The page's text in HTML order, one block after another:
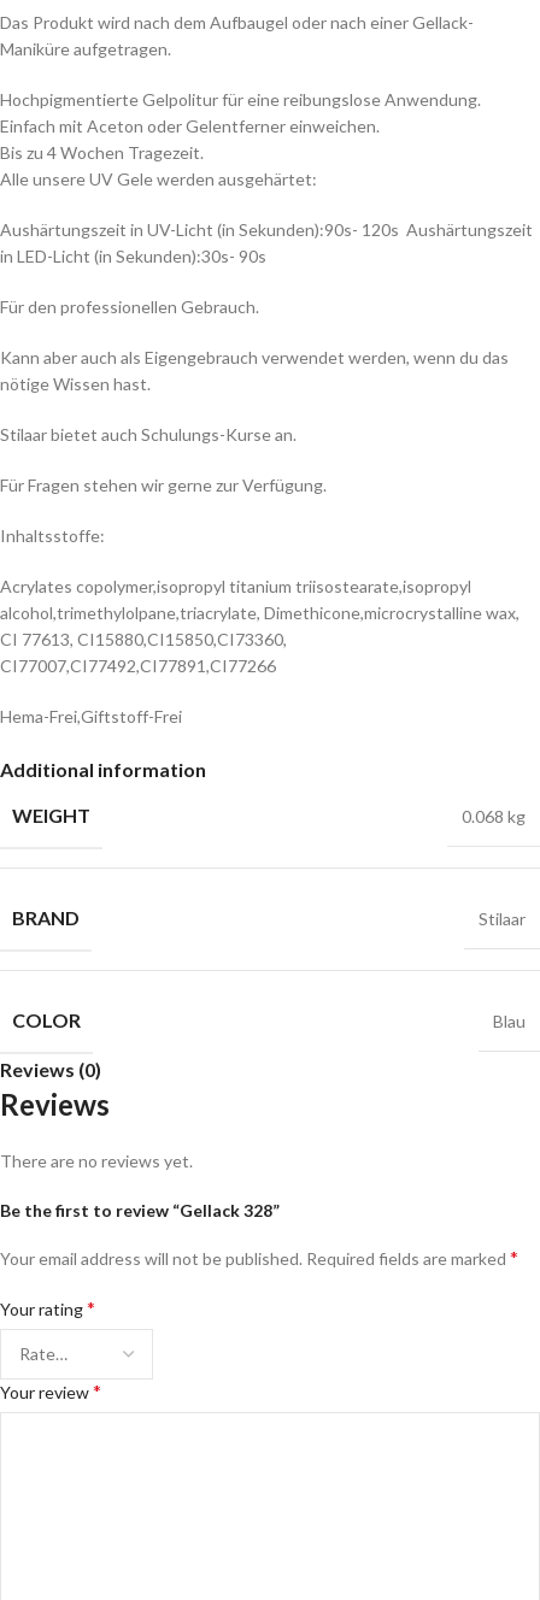
Das Produkt wird nach dem Aufbaugel oder nach einer Gellack-
Maniküre aufgetragen.
Hochpigmentierte Gelpolitur für eine reibungslose Anwendung.
Einfach mit Aceton oder Gelentferner einweichen.
Bis zu 4 Wochen Tragezeit.
Alle unsere UV Gele werden ausgehärtet:
Aushärtungszeit in UV-Licht (in Sekunden):90s- 120s Aushärtungszeit
in LED-Licht (in Sekunden):30s- 90s
Für den professionellen Gebrauch.
Kann aber auch als Eigengebrauch verwendet werden, wenn du das
nötige Wissen hast.
Stilaar bietet auch Schulungs-Kurse an.
Für Fragen stehen wir gerne zur Verfügung.
Inhaltsstoffe:
Acrylates copolymer,isopropyl titanium triisostearate,isopropyl
alcohol,trimethylolpane,triacrylate, Dimethicone,microcrystalline wax,
CI 77613, CI15880,CI15850,CI73360,
CI77007,CI77492,CI77891,CI77266
Hema-Frei,Giftstoff-Frei
Additional information
WEIGHT
0.068 kg
BRAND Stilaar
COLOR Blau
Reviews (0)
Reviews
There are no reviews yet.
Be the first to review “Gellack 328”
Your email address will not be published. Required fields are marked *
Your rating*
Your review*